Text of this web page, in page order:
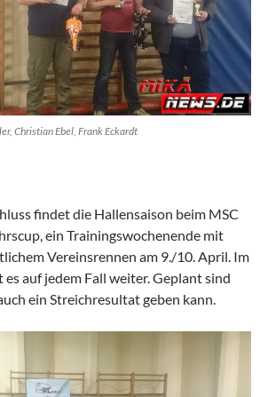
Christian Ebel, Frank Eckardt
findet die Hallensaison beim MSC
ein Trainingswochenende mit
Vereinsrennen am 9./10. April. Im
auf jedem Fall weiter. Geplant sind
ein Streichresultat geben kann.